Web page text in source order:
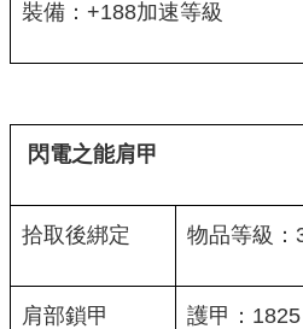
裝備：+188加速等級
閃電之能肩甲
拾取後綁定 物品等級：
肩部鎖甲 護甲：1825